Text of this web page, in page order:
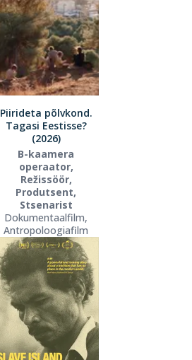
Piirideta põlvkond.
Tagasi Eestisse?
(2026)
B-kaamera
operaator,
Režissöör,
Produtsent,
Stsenarist
Dokumentaalfilm,
Antropoloogiafilm